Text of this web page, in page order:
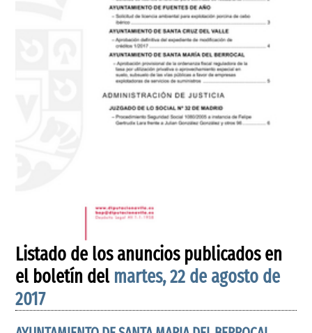
Listado de los anuncios publicados en
el boletín del martes, 22 de agosto de
2017